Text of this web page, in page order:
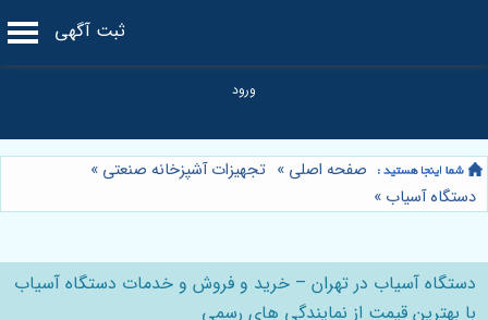
ثبت آگهی
صفحه اصلی » تجهیزات آشپزخانه صنعتی »
دستگاه آسیاب »
دستگاه آسیاب در تهران – خرید و فروش و خدمات دستگاه آسیاب
با بهترین قیمت از نمایندگی های رسمی